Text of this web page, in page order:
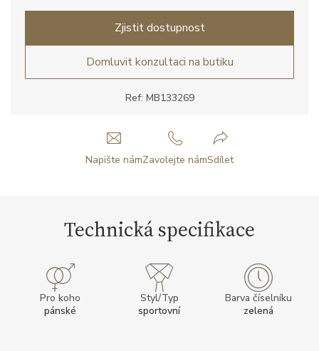
Ref: MB133269
Zjistit dostupnost
Domluvit konzultaci na butiku
Napište námZavolejte námSdílet
Technická specifikace
Pro koho
pánské
Styl/Typ
sportovní
Barva číselníku
zelená